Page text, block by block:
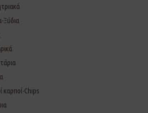
Ξύδια
καρποί-Chips